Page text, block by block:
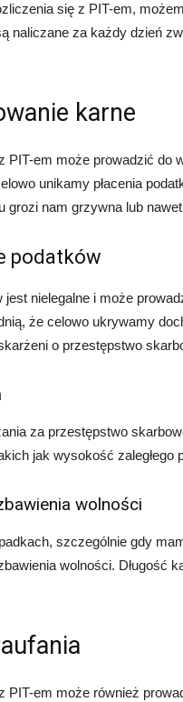
się z PIT-em,
naliczane za każdy dzień
karne
PIT-em może prowadzić do
unikamy płacenia
grozi nam grzywna lub
podatków
jest nielegalne i może
że celowo ukrywamy
o przestępstwo
za przestępstwo
jak wysokość
wolności
szczególnie gdy
wolności. Długość
PIT-em może również